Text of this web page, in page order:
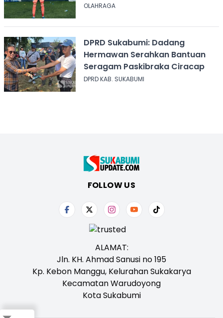
OLAHRAGA
DPRD Sukabumi: Dadang
Hermawan Serahkan Bantuan
Seragam Paskibraka Ciracap
DPRD KAB. SUKABUMI
FOLLOW US
ALAMAT:
Jln. KH. Ahmad Sanusi no 195
Kp. Kebon Manggu, Kelurahan Sukakarya
Kecamatan Warudoyong
Kota Sukabumi